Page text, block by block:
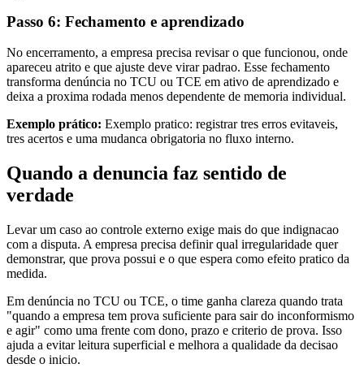
Passo 6: Fechamento e aprendizado
No encerramento, a empresa precisa revisar o que funcionou, onde
apareceu atrito e que ajuste deve virar padrao. Esse fechamento
transforma denúncia no TCU ou TCE em ativo de aprendizado e
deixa a proxima rodada menos dependente de memoria individual.
Exemplo prático: Exemplo pratico: registrar tres erros evitaveis,
tres acertos e uma mudanca obrigatoria no fluxo interno.
Quando a denuncia faz sentido de
verdade
Levar um caso ao controle externo exige mais do que indignacao
com a disputa. A empresa precisa definir qual irregularidade quer
demonstrar, que prova possui e o que espera como efeito pratico da
medida.
Em denúncia no TCU ou TCE, o time ganha clareza quando trata
"quando a empresa tem prova suficiente para sair do inconformismo
e agir" como uma frente com dono, prazo e criterio de prova. Isso
ajuda a evitar leitura superficial e melhora a qualidade da decisao
desde o inicio.